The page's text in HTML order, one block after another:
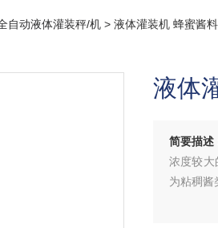
自动液体灌装秤/机 > 液体灌装机 蜂蜜酱
液体
简要描述
浓度较大
为粘稠酱